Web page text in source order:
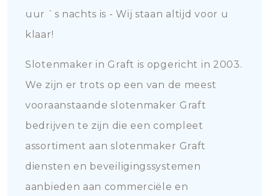
uur `s nachts is - Wij staan altijd voor u
klaar!
Slotenmaker in Graft is opgericht in 2003.
We zijn er trots op een van de meest
vooraanstaande slotenmaker Graft
bedrijven te zijn die een compleet
assortiment aan slotenmaker Graft
diensten en beveiligingssystemen
aanbieden aan commerciële en